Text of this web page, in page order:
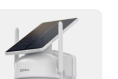
for residential or
a reliable power
Compact and